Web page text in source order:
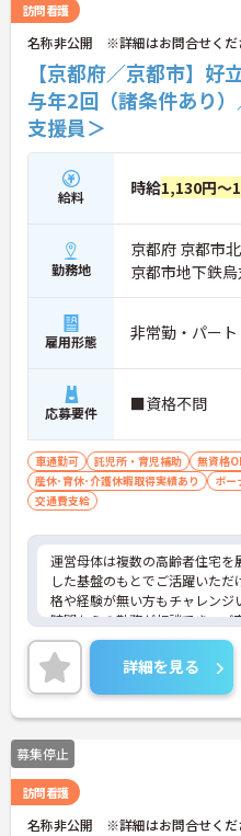
訪問看護
名称非公開 ※詳細はお問合せくだ
【京都府／京都市】
与年2回（諸条件あり
支援員＞
給料 時給1,130円～
勤務地
京都府 京都市
京都市地下鉄
雇用形態 非常勤・パー
応募要件 ■資格不問
車通勤可 託児所・育児補助 無資格
産休･育休･介護休暇取得実績あり
ボー
交通費支給
運営母体は複数の高齢者住宅を
した基盤のもとでご活躍いただ
格や経験が無い方もチャレンジ
時間からの勤務が相談でき、ご
との両立もしやすい環境です。
あり）や昇給の実績もあり、あ
かりと評価されます。無料の社
や、育休からの復職をサポート
（プラス）制度（最大10万円
（最大10万円補助）など、福利
す。社内研修やキャリアパス制
キルアップを目指したい方にも
ある方には、面接対策ポイント
お話ししますのでお気軽にご相
詳細を見る
募集停止
訪問看護
名称非公開 ※詳細はお問合せくだ